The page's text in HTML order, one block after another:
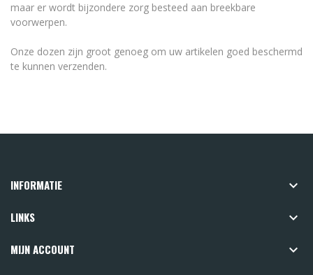
maar er wordt bijzondere zorg besteed aan breekbare
voorwerpen.
Onze dozen zijn groot genoeg om uw artikelen goed beschermd
te kunnen verzenden.
INFORMATIE 
LINKS 
MIJN ACCOUNT 